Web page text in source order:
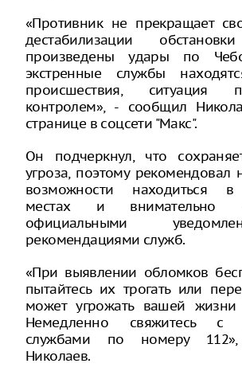
«Противник не прекращает
дестабилизации
произведены удары по
экстренные службы
происшествия, ситуация
контролем», - сообщил
странице в соцсети "Макс".
Он подчеркнул, что
угроза, поэтому рекомендовал
возможности находиться в
местах и внимательно
официальными
рекомендациями служб.
«При выявлении обломков
пытайтесь их трогать или
может угрожать вашей
Немедленно свяжитесь с
службами по номеру
Николаев.